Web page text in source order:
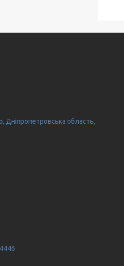
Дніпропетровська область,